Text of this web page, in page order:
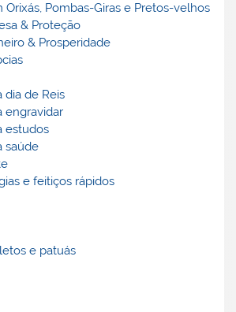
Orixás, Pombas-Giras e Pretos-velhos
& Proteção
& Prosperidade
dia de Reis
engravidar
estudos
saúde
e feitiços rápidos
e patuás